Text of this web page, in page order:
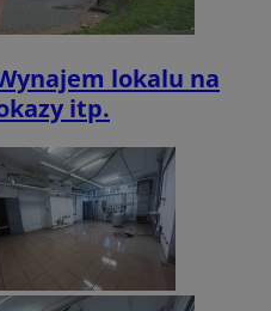
lokalu na
itp.